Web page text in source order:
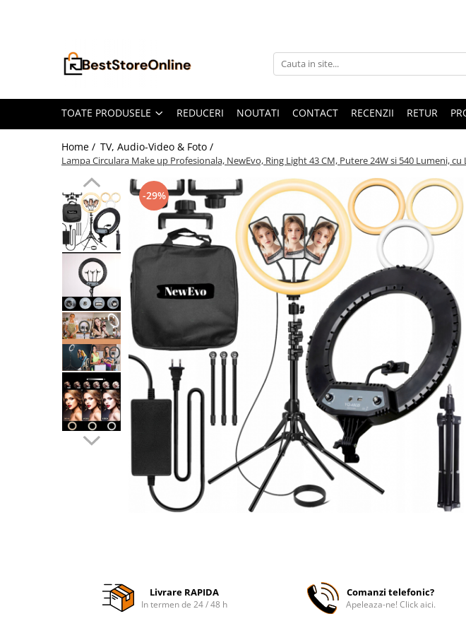
Accesorii aparate climatizare
Accesorii si Piese Aspiratoare
Aspiratoare Universale
Karcher Parkside
Tefal Rowenta X-Force Flex
Xiaomi Roborock
Accesorii auto interioare
Aspiratoare Auto
Produse Cosmetica Auto
Casa, Gradina & Bricolaj
Accesorii mese si scaune
Accesorii prize si intrerupatoare
Echipamente protectia muncii
Folii si pungi alimentare
TOATE PRODUSELE REDUCERI NOUTATI CONTACT RECENZII RETUR
Home / TV, Audio-Video & Foto /
Lampa Circulara Make up Profesionala, NewEvo, Ring Light 43 CM, Putere 24W si 540 Lumeni,
-29%
Livrare RAPIDA
In termen de 24 / 48 h
Comanzi telefonic?
Apeleaza-ne! Click aici.